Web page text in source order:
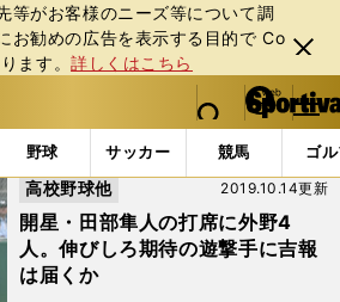
等がお客様のニーズ等について調
お勧めの広告を表⽰する⽬的で Co
ます。詳しくはこちら
閉じ
る
web Sportiva (webスポルティーバ)
検索
マイペ
ー
ジ
メニュ
野球 サッカー 競馬 ゴ
新ニュース・ 情報
開星・田部隼人の打席に外野4
人。伸びしろ期待の遊撃手に吉報
は届くか
2019.10.14更新
高校野球他